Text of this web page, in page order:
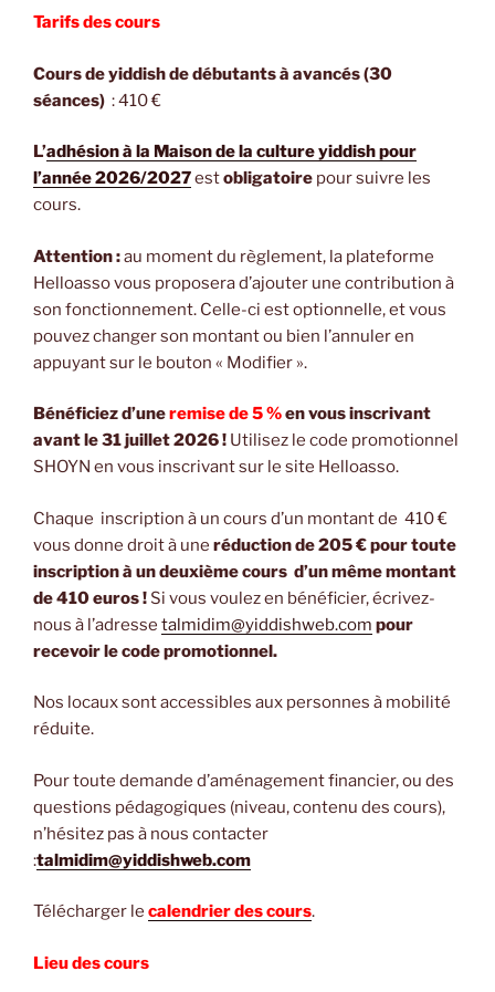
Tarifs des cours
Cours de yiddish de débutants à avancés (30
séances) : 410 €
L’adhésion à la Maison de la culture yiddish pour
l’année 2026/2027estobligatoire pour suivre les
cours.
Attention :au moment du règlement, la plateforme
Helloasso vous proposera d’ajouter une contribution à
son fonctionnement. Celle-ci est optionnelle, et vous
pouvez changer son montant ou bien l’annuler en
appuyant sur le bouton « Modifier ».
Bénéficiez d’uneremise de 5 %en vous inscrivant
avant le 31 juillet 2026 ! Utilisez le code promotionnel
SHOYN en vous inscrivant sur le site Helloasso.
Chaque inscription à un cours d’un montant de 410 €
vous donne droit à une réduction de 205 €pour toute
inscription à un deuxième cours d’un même montant
de 410 euros ! Si vous voulez en bénéficier, écrivez-
nous à l’adresse talmidim@yiddishweb.com pour
recevoir le code promotionnel.
Nos locaux sont accessibles aux personnes à mobilité
réduite.
Pour toute demande d’aménagement financier, ou des
questions pédagogiques (niveau, contenu des cours),
n’hésitez pas à nous contacter
:talmidim@yiddishweb.com
Télécharger le calendrier des cours.
Lieu des cours